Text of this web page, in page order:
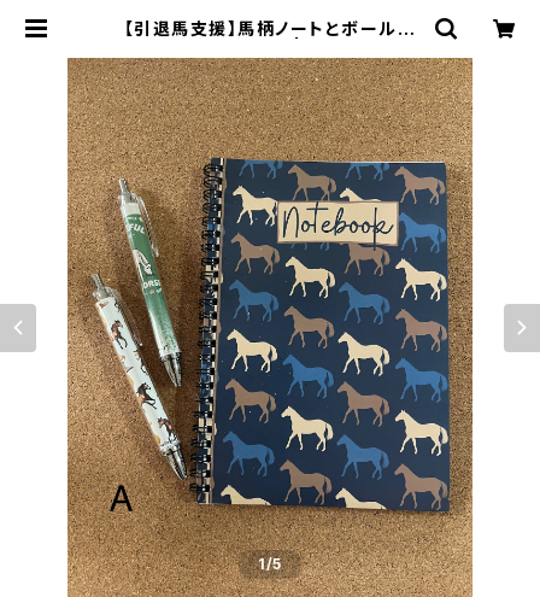
【引退馬支援】馬柄ノートとボールペ
41
1/5